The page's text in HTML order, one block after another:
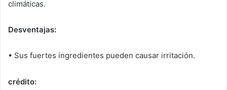
climáticas.
Desventajas:
• Sus fuertes ingredientes pueden causar irritación.
crédito: